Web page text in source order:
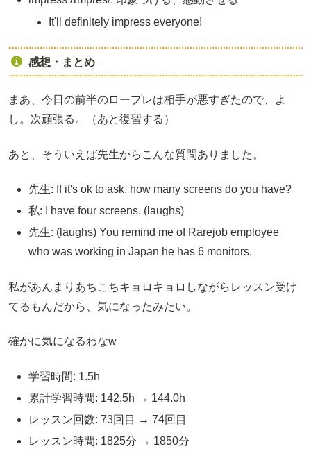
It'll definitely impress everyone!
感想・まとめ
まあ、今日の前半のロープレは相手が悪すぎたので、よ
し。次頑張る。（あと復習する）
あと、そういえば先生からこんな質問ありました。
先生: If it's ok to ask, how many screens do you have?
私: I have four screens. (laughs)
先生: (laughs) You remind me of Rarejob employee
who was working in Japan he has 6 monitors.
私があんまりあちこちキョロキョロしながらレッスン受け
てるもんだから、気になったみたい。
確かに気になるわなw
学習時間: 1.5h
累計学習時間: 142.5h → 144.0h
レッスン回数: 73回目 → 74回目
レッスン時間: 1825分 → 1850分